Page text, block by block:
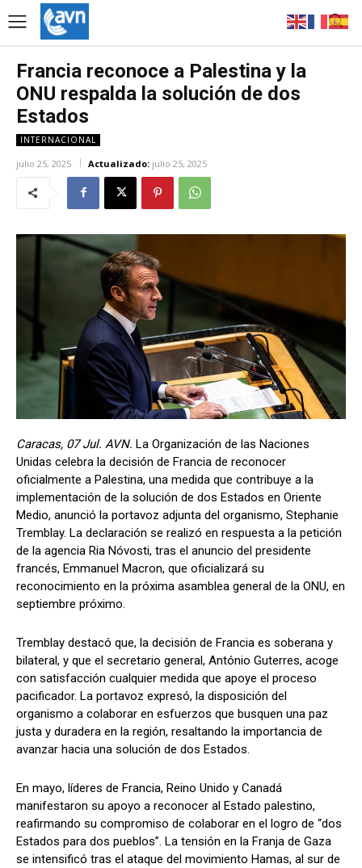
Francia reconoce a Palestina y la
ONU respalda la solución de dos
Estados
INTERNACIONAL
julio 25, 2025 Actualizado: julio 25, 2025
Caracas, 07 Jul. AVN. La Organización de las Naciones
Unidas celebra la decisión de Francia de reconocer
oficialmente a Palestina, una medida que contribuye a la
implementación de la solución de dos Estados en Oriente
Medio, anunció la portavoz adjunta del organismo, Stephanie
Tremblay. La declaración se realizó en respuesta a la petición
de la agencia Ria Nóvosti, tras el anuncio del presidente
francés, Emmanuel Macron, que oficializará su
reconocimiento en la próxima asamblea general de la ONU, en
septiembre próximo.
Tremblay destacó que, la decisión de Francia es soberana y
bilateral, y que el secretario general, António Guterres, acoge
con satisfacción cualquier medida que apoye el proceso
pacificador. La portavoz expresó, la disposición del
organismo a colaborar en esfuerzos que busquen una paz
justa y duradera en la región, resaltando la importancia de
avanzar hacia una solución de dos Estados.
En mayo, líderes de Francia, Reino Unido y Canadá
manifestaron su apoyo a reconocer al Estado palestino,
reafirmando su compromiso de colaborar en el logro de “dos
Estados para dos pueblos”. La tensión en la Franja de Gaza
se intensificó tras el ataque del movimiento Hamas, al sur de